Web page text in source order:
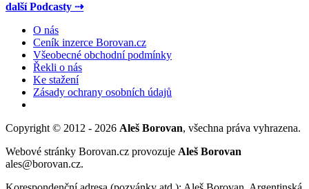
další Podcasty ⇢
O nás
Ceník inzerce Borovan.cz
Všeobecné obchodní podmínky
Řekli o nás
Ke stažení
Zásady ochrany osobních údajů
Copyright © 2012 - 2026 Aleš Borovan, všechna práva vyhrazena.
Webové stránky Borovan.cz provozuje Aleš Borovan
ales@borovan.cz.